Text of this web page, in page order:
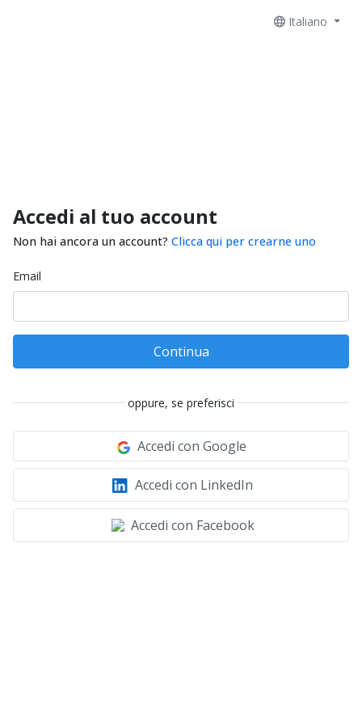
Italiano
Accedi al tuo account
Non hai ancora un account? Clicca qui per crearne uno
Email
Continua
oppure, se preferisci
Accedi con Google
Accedi con LinkedIn
Accedi con Facebook